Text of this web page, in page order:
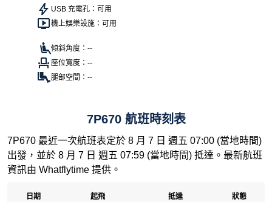
USB 充電孔：可用
機上娛樂設施：可用
傾斜角度：--
座位寬度：--
腿部空間：--
7P670 航班時刻表
7P670 最近一次航班表定於 8 月 7 日 週五 07:00 (當地時間)
出發，並於 8 月 7 日 週五 07:59 (當地時間) 抵達。最新航班
資訊由 Whatflytime 提供。
日期 起飛 抵達 狀態